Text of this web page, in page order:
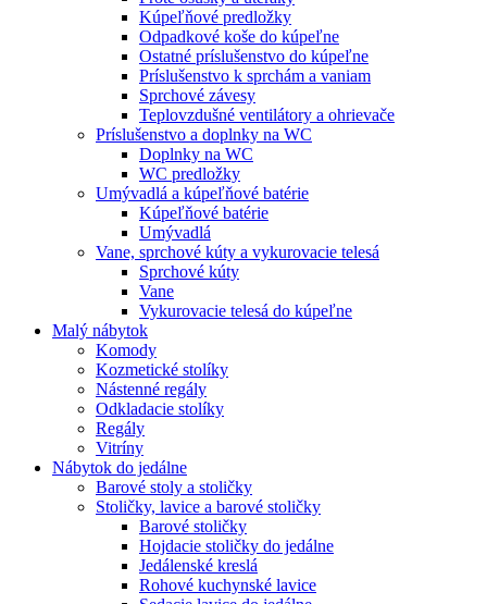
Kúpeľňové predložky
Odpadkové koše do kúpeľne
Ostatné príslušenstvo do kúpeľne
Príslušenstvo k sprchám a vaniam
Sprchové závesy
Teplovzdušné ventilátory a ohrievače
Príslušenstvo a doplnky na WC
Doplnky na WC
WC predložky
Umývadlá a kúpeľňové batérie
Kúpeľňové batérie
Umývadlá
Vane, sprchové kúty a vykurovacie telesá
Sprchové kúty
Vane
Vykurovacie telesá do kúpeľne
Malý nábytok
Komody
Kozmetické stolíky
Nástenné regály
Odkladacie stolíky
Regály
Vitríny
Nábytok do jedálne
Barové stoly a stoličky
Stoličky, lavice a barové stoličky
Barové stoličky
Hojdacie stoličky do jedálne
Jedálenské kreslá
Rohové kuchynské lavice